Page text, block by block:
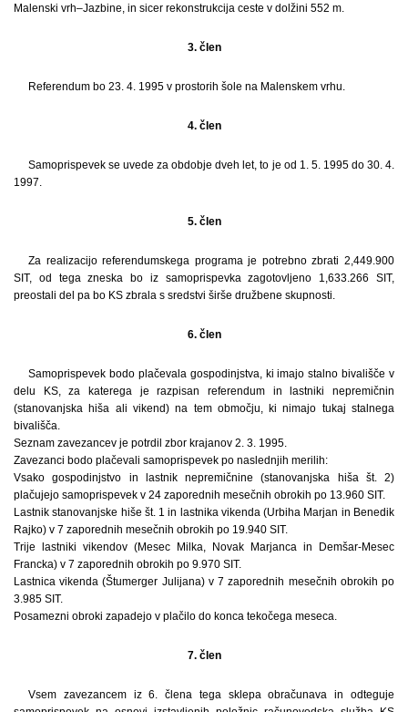
Malenski vrh–Jazbine, in sicer rekonstrukcija ceste v dolžini 552 m.
3. člen
Referendum bo 23. 4. 1995 v prostorih šole na Malenskem vrhu.
4. člen
Samoprispevek se uvede za obdobje dveh let, to je od 1. 5. 1995 do 30. 4.
1997.
5. člen
Za realizacijo referendumskega programa je potrebno zbrati 2,449.900
SIT, od tega zneska bo iz samoprispevka zagotovljeno 1,633.266 SIT,
preostali del pa bo KS zbrala s sredstvi širše družbene skupnosti.
6. člen
Samoprispevek bodo plačevala gospodinjstva, ki imajo stalno bivališče v
delu KS, za katerega je razpisan referendum in lastniki nepremičnin
(stanovanjska hiša ali vikend) na tem območju, ki nimajo tukaj stalnega
bivališča.
Seznam zavezancev je potrdil zbor krajanov 2. 3. 1995.
Zavezanci bodo plačevali samoprispevek po naslednjih merilih:
Vsako gospodinjstvo in lastnik nepremičnine (stanovanjska hiša št. 2)
plačujejo samoprispevek v 24 zaporednih mesečnih obrokih po 13.960 SIT.
Lastnik stanovanjske hiše št. 1 in lastnika vikenda (Urbiha Marjan in Benedik
Rajko) v 7 zaporednih mesečnih obrokih po 19.940 SIT.
Trije lastniki vikendov (Mesec Milka, Novak Marjanca in Demšar-Mesec
Francka) v 7 zaporednih obrokih po 9.970 SIT.
Lastnica vikenda (Štumerger Julijana) v 7 zaporednih mesečnih obrokih po
3.985 SIT.
Posamezni obroki zapadejo v plačilo do konca tekočega meseca.
7. člen
Vsem zavezancem iz 6. člena tega sklepa obračunava in odteguje